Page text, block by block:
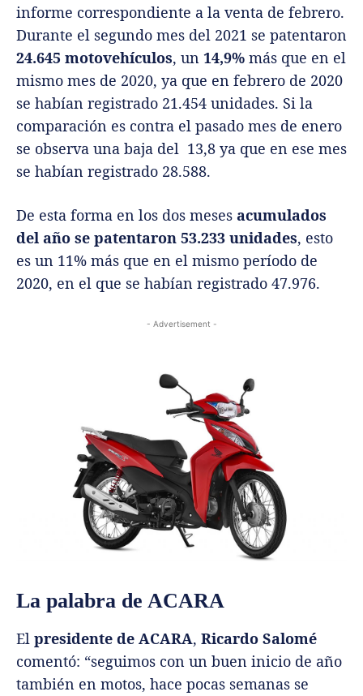
informe correspondiente a la venta de febrero.
Durante el segundo mes del 2021 se patentaron
24.645 motovehículos, un 14,9% más que en el
mismo mes de 2020, ya que en febrero de 2020
se habían registrado 21.454 unidades. Si la
comparación es contra el pasado mes de enero
se observa una baja del 13,8 ya que en ese mes
se habían registrado 28.588.
De esta forma en los dos meses acumulados
del año se patentaron 53.233 unidades, esto
es un 11% más que en el mismo período de
2020, en el que se habían registrado 47.976.
- Advertisement -
La palabra de ACARA
El presidente de ACARA, Ricardo Salomé
comentó: “seguimos con un buen inicio de año
también en motos, hace pocas semanas se